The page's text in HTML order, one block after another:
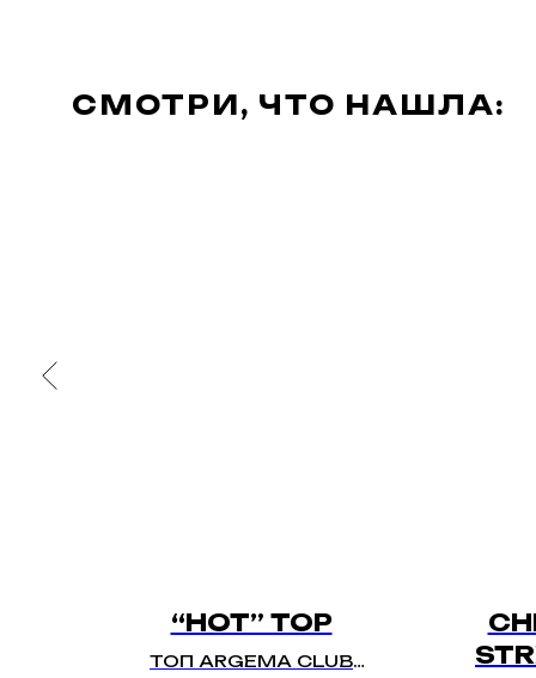
СМОТРИ, ЧТО НАШЛА:
“HOT” TOP
ТОП ARGEMA CLUB